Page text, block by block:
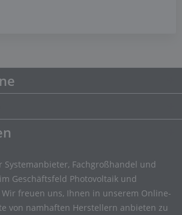
Systemanbieter, Fachgroßhandel und
Geschäftsfeld Photovoltaik und
freuen uns, Ihnen in unserem Online-
von namhaften Herstellern anbieten zu